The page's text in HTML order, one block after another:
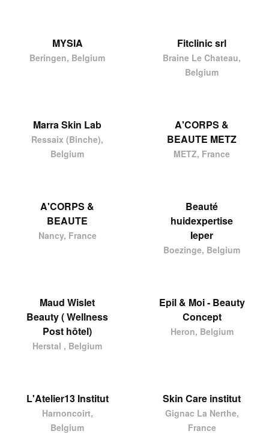
MYSIA
Beringen, Belgium
Fitclinic srl
Braine Le Chateau,
Belgium
Marra Skin Lab
Ressaix (Binche),
Belgium
A'CORPS &
BEAUTE METZ
METZ, France
A'CORPS &
BEAUTE
Nancy, France
Beauté
huidexpertise
Ieper
Boezinge, Belgium
Maud Wislet
Beauty ( Wellness
Post hôtel)
Herstal , Belgium
Epil & Moi - Beauty
Concept
Heron, Belgium
L'Atelier13 Institut
Harnoncoirt,
Belgium
Skin Care institut
Gignac La Nerthe,
France